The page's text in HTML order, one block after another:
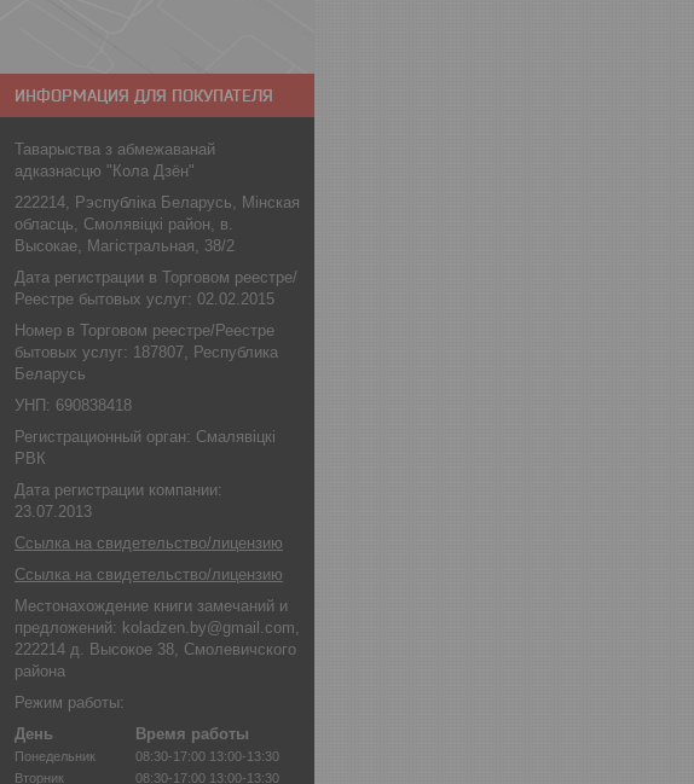
ИНФОРМАЦИЯ ДЛЯ ПОКУПАТЕЛЯ
Таварыства з абмежаванай
адказнасцю "Кола Дзён"
222214, Рэспублiка Беларусь, Мiнская
обласць, Смолявiцкi район, в.
Высокае, Магістральная, 38/2
Дата регистрации в Торговом реестре/
Реестре бытовых услуг: 02.02.2015
Номер в Торговом реестре/Реестре
бытовых услуг: 187807, Республика
Беларусь
УНП: 690838418
Регистрационный орган: Смалявіцкі
РВК
Дата регистрации компании:
23.07.2013
Ссылка на свидетельство/лицензию
Ссылка на свидетельство/лицензию
Местонахождение книги замечаний и
предложений: koladzen.by@gmail.com,
222214 д. Высокое 38, Смолевичского
района
Режим работы:
День
Время работы
Понедельник 08:30-17:00 13:00-13:30
Вторник
08:30-17:00 13:00-13:30